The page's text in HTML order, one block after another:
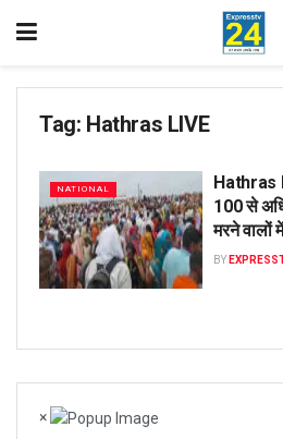
Tag: Hathras LIVE
NATIONAL
Hathras
100 से
मरने वालों
BY
×